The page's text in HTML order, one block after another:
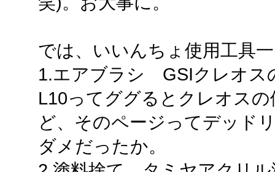
では、いいんちょ使用工具
1.エアブラシ GSIクレオス
L10ってググるとクレオス
ど、そのページってデッド
ダメだったか。